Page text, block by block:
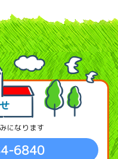
になります
6840